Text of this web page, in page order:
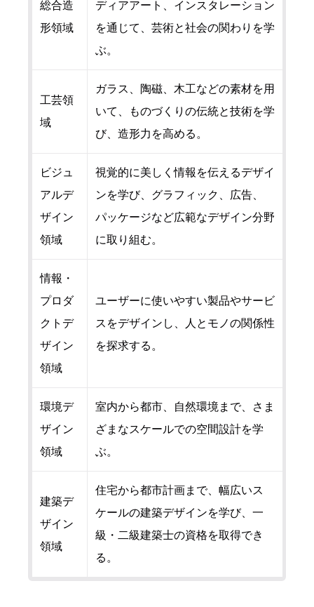
総合造
形領域
ディアアート、インスタレーション
を通じて、芸術と社会の関わりを学
ぶ。
工芸領
域
ガラス、陶磁、木工などの素材を用
いて、ものづくりの伝統と技術を学
び、造形力を高める。
ビジュ
アルデ
ザイン
領域
視覚的に美しく情報を伝えるデザイ
ンを学び、グラフィック、広告、
パッケージなど広範なデザイン分野
に取り組む。
情報・
プロダ
クトデ
ザイン
領域
ユーザーに使いやすい製品やサービ
スをデザインし、人とモノの関係性
を探求する。
環境デ
ザイン
領域
室内から都市、自然環境まで、さま
ざまなスケールでの空間設計を学
ぶ。
建築デ
ザイン
領域
住宅から都市計画まで、幅広いス
ケールの建築デザインを学び、一
級・二級建築士の資格を取得でき
る。